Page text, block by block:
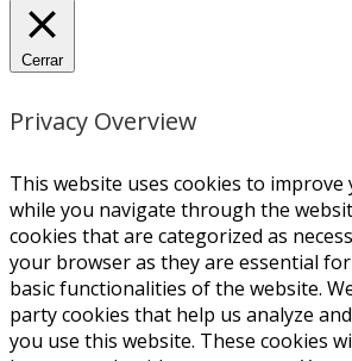
Cerrar
Privacy Overview
This website uses cookies to improve
while you navigate through the
cookies that are categorized as
your browser as they are essential
basic functionalities of the website.
party cookies that help us analyze
you use this website. These cookies